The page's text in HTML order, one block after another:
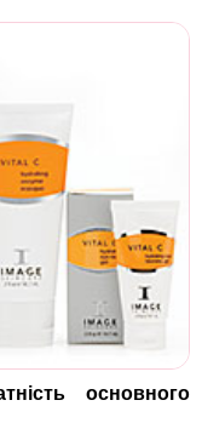
основного